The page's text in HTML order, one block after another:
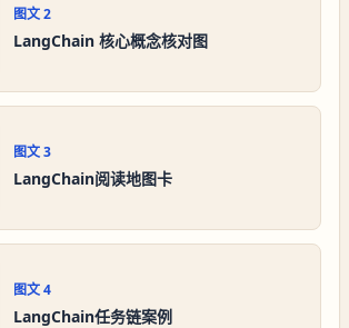
图文2
LangChain 核心概念核对图
图文3
LangChain阅读地图卡
图文4
LangChain任务链案例